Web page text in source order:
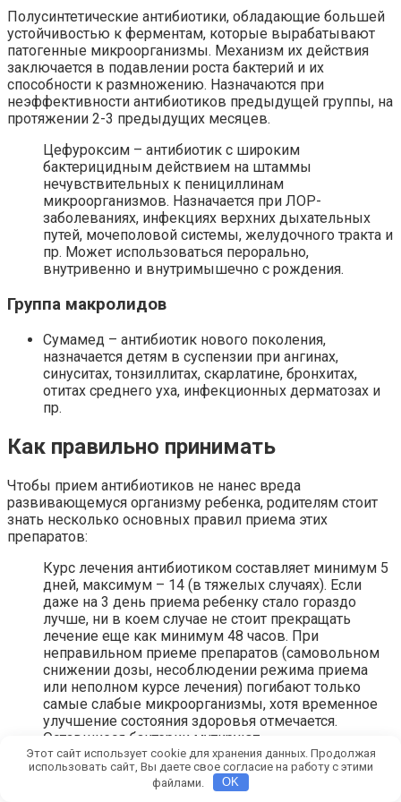
Полусинтетические антибиотики, обладающие большей
устойчивостью к ферментам, которые вырабатывают
патогенные микроорганизмы. Механизм их действия
заключается в подавлении роста бактерий и их
способности к размножению. Назначаются при
неэффективности антибиотиков предыдущей группы, на
протяжении 2-3 предыдущих месяцев.
Цефуроксим – антибиотик с широким
бактерицидным действием на штаммы
нечувствительных к пенициллинам
микроорганизмов. Назначается при ЛОР-
заболеваниях, инфекциях верхних дыхательных
путей, мочеполовой системы, желудочного тракта и
пр. Может использоваться перорально,
внутривенно и внутримышечно с рождения.
Группа макролидов
Сумамед – антибиотик нового поколения,
назначается детям в суспензии при ангинах,
синуситах, тонзиллитах, скарлатине, бронхитах,
отитах среднего уха, инфекционных дерматозах и
пр.
Как правильно принимать
Чтобы прием антибиотиков не нанес вреда
развивающемуся организму ребенка, родителям стоит
знать несколько основных правил приема этих
препаратов:
Курс лечения антибиотиком составляет минимум 5
дней, максимум – 14 (в тяжелых случаях). Если
даже на 3 день приема ребенку стало гораздо
лучше, ни в коем случае не стоит прекращать
лечение еще как минимум 48 часов. При
неправильном приеме препаратов (самовольном
снижении дозы, несоблюдении режима приема
или неполном курсе лечения) погибают только
самые слабые микроорганизмы, хотя временное
улучшение состояния здоровья отмечается.
Оставшиеся бактерии мутируют,
приспосабливаются к принимаемому ранее
лекарству и уже не реагируют на него. Приходится
искать замену, увеличивать дозу или пробовать
Этот сайт использует cookie для хранения данных. Продолжая
использовать сайт, Вы даете свое согласие на работу с этими
файлами.
OK